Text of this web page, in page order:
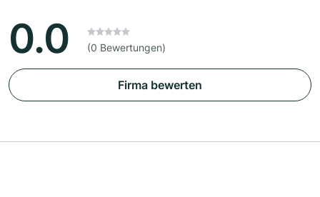
0.0 (0 Bewertungen)
Firma bewerten